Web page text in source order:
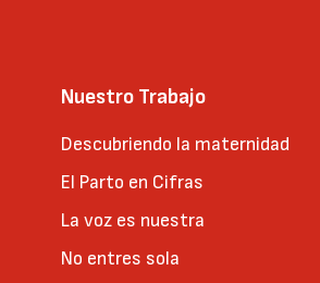
Nuestro Trabajo
Descubriendo la maternidad
El Parto en Cifras
La voz es nuestra
No entres sola